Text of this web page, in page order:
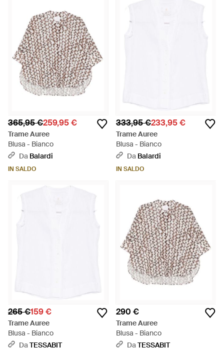
365,95 €259,95 €
Trame Auree
Blusa - Bianco
Da Balardi
IN SALDO
333,95 €233,95 €
Trame Auree
Blusa - Bianco
Da Balardi
IN SALDO
265 €159 €
Trame Auree
Blusa - Bianco
DaTESSABIT
290 €
Trame Auree
Blusa - Bianco
DaTESSABIT